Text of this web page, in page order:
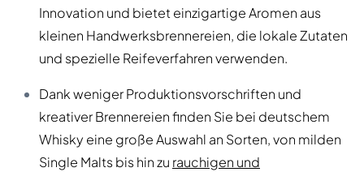
Innovation und bietet einzigartige Aromen aus
kleinen Handwerksbrennereien, die lokale Zutaten
und spezielle Reifeverfahren verwenden.
Dank weniger Produktionsvorschriften und
kreativer Brennereien finden Sie bei deutschem
Whisky eine große Auswahl an Sorten, von milden
Single Malts bis hin zu rauchigen und